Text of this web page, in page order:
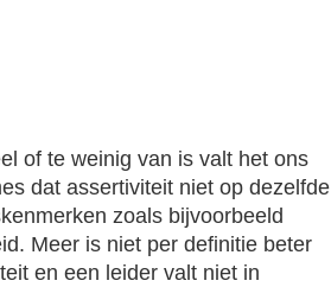
of te weinig van is valt het ons
dat assertiviteit niet op dezelfde
zoals bijvoorbeeld
Meer is niet per definitie beter
en een leider valt niet in